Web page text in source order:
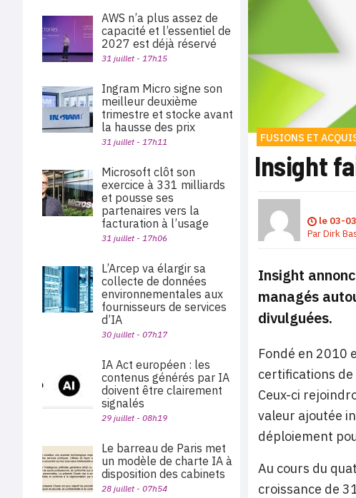
FUSIONS ET
Insight
le 03-
ParDirk
Insight
managés
divulguées.
Fondé en 2010
certifications de
Ceux-ci
valeur ajoutée
déploiement
Au cours du
croissance de
AWS n’a plus assez de
capacité et l’essentiel de
2027 est déjà réservé
31 juillet - 17h15
Ingram Micro signe son
meilleur deuxième
trimestre et stocke avant
la hausse des prix
31 juillet - 17h11
Microsoft clôt son
exercice à 331 milliards
et pousse ses
partenaires vers la
facturation à l’usage
31 juillet - 17h06
L’Arcep va élargir sa
collecte de données
environnementales aux
fournisseurs de services
d’IA
30 juillet - 07h17
IA Act européen : les
contenus générés par IA
doivent être clairement
signalés
29 juillet - 08h19
Le barreau de Paris met
un modèle de charte IA à
disposition des cabinets
28 juillet - 07h54